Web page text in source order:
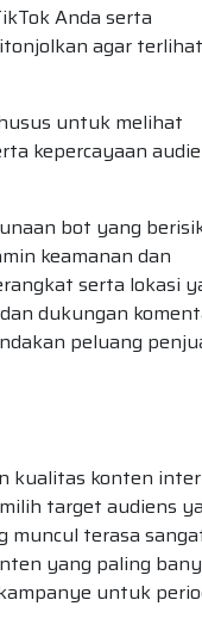
Anda serta
agar terlihat
untuk melihat
kepercayaan
bot yang
keamanan dan
serta lokasi
dukungan
peluang
kualitas konten
target audiens
muncul terasa
yang paling
untuk